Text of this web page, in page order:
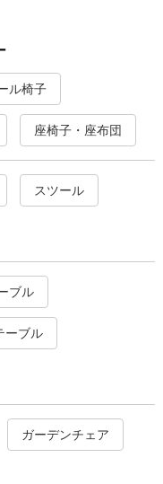
ル椅子
座椅子・座布団
スツール
ブル
ーブル
ガーデンチェア